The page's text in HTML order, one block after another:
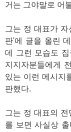
거는 그야말로 어
그는 정 대표가
판'에 글을 올린
데 그런 모습도
지지자분들에게
있는 이런 메시지
판했다.
그는 정 대표의 전
를 보면 사실상 출